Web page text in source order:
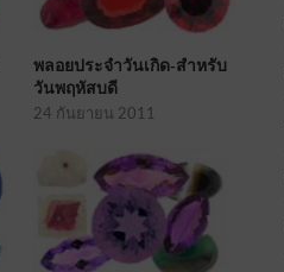
พลอยประจำวันเกิด-สำหรับ
วันพฤหัสบดี
24 กันยายน 2011